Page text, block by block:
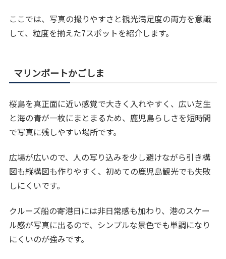
ここでは、写真の撮りやすさと観光満足度の両方を意識
して、粒度を揃えた7スポットを紹介します。
マリンポートかごしま
桜島を真正面に近い感覚で大きく入れやすく、広い芝生
と海の青が一枚にまとまるため、鹿児島らしさを短時間
で写真に残しやすい場所です。
広場が広いので、人の写り込みを少し避けながら引き構
図も縦構図も作りやすく、初めての鹿児島観光でも失敗
しにくいです。
クルーズ船の寄港日には非日常感も加わり、港のスケー
ル感が写真に出るので、シンプルな景色でも単調になり
にくいのが強みです。